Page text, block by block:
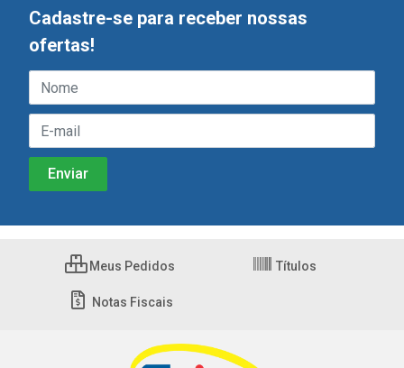
Cadastre-se para receber nossas
ofertas!
Meus Pedidos Títulos
Notas Fiscais